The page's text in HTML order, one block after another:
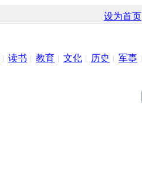
设为首页
读书 教育 文化 历史 军事